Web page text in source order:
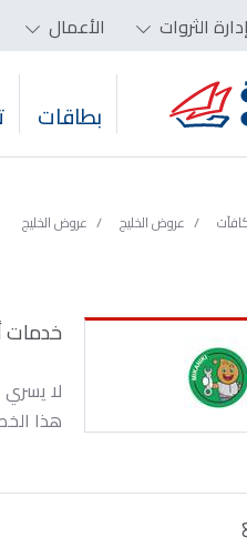
إدارة الثروات الأعمال
بطاقات
عروض الخليج عروض الخليج
خدمات
لا
هذا